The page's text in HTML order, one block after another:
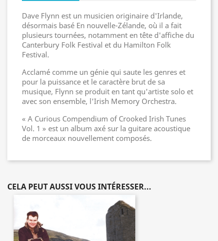
Dave Flynn est un musicien originaire d'Irlande,
désormais basé En nouvelle-Zélande, où il a fait
plusieurs tournées, notamment en tête d'affiche du
Canterbury Folk Festival et du Hamilton Folk
Festival.
Acclamé comme un génie qui saute les genres et
pour la puissance et le caractère brut de sa
musique, Flynn se produit en tant qu'artiste solo et
avec son ensemble, l'Irish Memory Orchestra.
« A Curious Compendium of Crooked Irish Tunes
Vol. 1 » est un album axé sur la guitare acoustique
de morceaux nouvellement composés.
CELA PEUT AUSSI VOUS INTÉRESSER...